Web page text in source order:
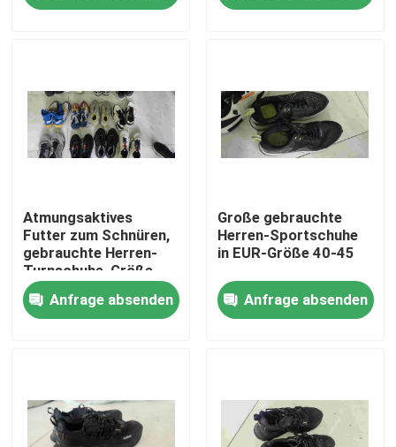
Über uns
Fabrik-Ausflug
Qualitätskontrolle
Treten Sie mit uns in Verbindung
Primäre Kinderbekleidung
Atmungsaktives
Futter zum Schnüren,
gebrauchte Herren-
Turnschuhe, Größe
40+
Anfrage absenden
Große gebrauchte
Herren-Sportschuhe
in EUR-Größe 40-45
Anfrage absenden